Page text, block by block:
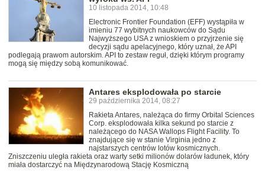
10 listopada 2014, 10:48
Electronic Frontier Foundation (EFF) wystąpiła w
imieniu 77 wybitnych naukowców do Sądu
Najwyższego USA z wnioskiem o przyjrzenie się
decyzji sądu apelacyjnego, który uznał, że API
podlegają prawom autorskim. API to zestaw reguł, dzięki którym programy
mogą się między sobą komunikować.
Antares eksplodowała po starcie
29 października 2014, 08:27
Rakieta Antares, należąca do firmy Orbital Sciences
Corp. eksplodowała kilka sekund po starcie z
należącego do NASA Wallops Flight Facility. To
znajdujące się w stanie Virginia jedno z
najstarszych centrów lotów kosmicznych.
Zniszczeniu uległa rakieta oraz warty setki milionów dolarów ładunek, który
miała dostarczyć na Międzynarodową Stację Kosmiczną